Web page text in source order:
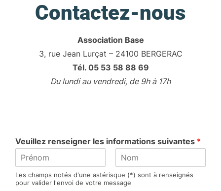
Contactez-nous
Association Base
3, rue Jean Lurçat – 24100 BERGERAC
Tél. 05 53 58 88 69
Du lundi au vendredi, de 9h à 17h
Veuillez renseigner les informations suivantes *
r
é
o
m
Les champs notés d'une astérisque (*) sont à renseignés
pour valider l'envoi de votre message